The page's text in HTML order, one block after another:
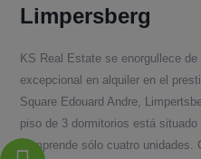
Limpersberg
KS Real Estate se enorgullece
excepcional en alquiler en el
Square Edouard Andre,
piso de 3 dormitorios está
comprende sólo cuatro